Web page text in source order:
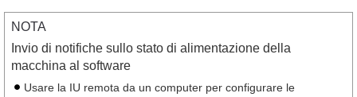
NOTA
Invio di notifiche sullo stato di alimentazione della
macchina al software
Usare la IU remota da un computer per configurare le